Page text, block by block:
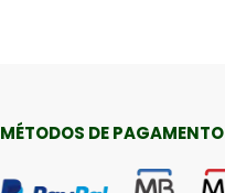
MÉTODOS DE PAGAMENTO